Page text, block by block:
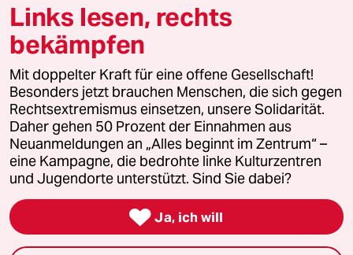
© 2026 taz Verlags und Vertriebs GmbH
Alle Rechte vorbehalten. Bei rechtlichen Fragen oder für Genehmigungen
wenden Sie sich bitte an
lizenzen@taz.de
Feedback Redaktionsstatut Kommune-Richtlinien
Leitlinie Informant Datenschutz Impressum AGB
Seitenwende Einwilligungen widerrufen (Ads)
Links lesen, rechts
bekämpfen
Mit doppelter Kraft für eine offene Gesellschaft!
Besonders jetzt brauchen Menschen, die sich gegen
Rechtsextremismus einsetzen, unsere Solidarität.
Daher gehen 50 Prozent der Einnahmen aus
Neuanmeldungen an „Alles beginnt im Zentrum“ –
eine Kampagne, die bedrohte linke Kulturzentren
und Jugendorte unterstützt. Sind Sie dabei?
 Ja, ich will